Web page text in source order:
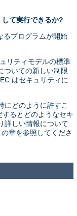
て実行できるか?
るプログラムが開始
リティモデルの標準
ついての新しい制限
はセキュリティに
にどのように許すこ
るとどのようなセキ
詳しい情報について
の章を参照してくださ